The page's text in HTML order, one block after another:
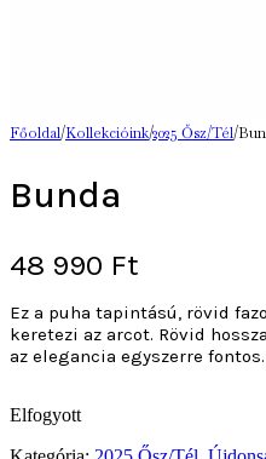
Főoldal/Kollekcióink/2025 Ősz/Tél/
Bunda
48 990 Ft
Ez a puha tapintású, rövid
keretezi az arcot. Rövid
az elegancia egyszerre fontos.
Elfogyott